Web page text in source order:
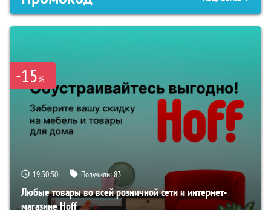
-15%
19:30:49 Получили:83
Любые товары во всей розничной сети и интернет-
магазине Hoff